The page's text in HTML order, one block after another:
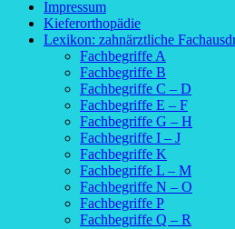
Impressum
Kieferorthopädie
Lexikon: zahnärztliche
Fachbegriffe A
Fachbegriffe B
Fachbegriffe C – D
Fachbegriffe E – F
Fachbegriffe G – H
Fachbegriffe I – J
Fachbegriffe K
Fachbegriffe L – M
Fachbegriffe N – O
Fachbegriffe P
Fachbegriffe Q – R